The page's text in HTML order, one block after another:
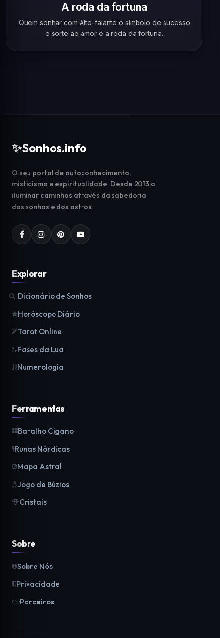
A roda da fortuna
Quem sonhar com Alto-falante o símbolo de sucesso
e sorte ao amor é a roda da fortuna.
✨Sonhos.info
O seu portal de autoconhecimento,
misticismo e espiritualidade. Desde 2013 a
iluminar caminhos através da sabedoria
dos sonhos e dos astros.
Explorar
Dicionário de Sonhos
Horóscopo Diário
Tarot Online
Fases da Lua
Numerologia
Ferramentas
Baralho Cigano
Runas Nórdicas
Mapa Astral
Jogo de Búzios
Cristais
Sobre
Sobre Nós
Privacidade
Parceiros